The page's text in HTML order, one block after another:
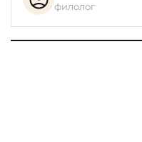
филолог